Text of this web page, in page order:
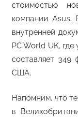
стоимостью
компании Asus.
внутренней
PC World UK,
составляет
США.
Напомним, что
в